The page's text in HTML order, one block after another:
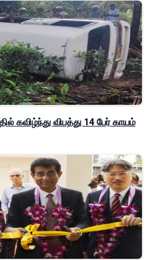
கவிழ்ந்து விபத்து 14 பேர் காயம்